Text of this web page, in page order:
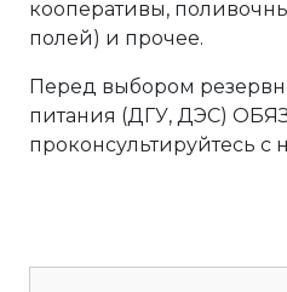
кооперативы,
полей) и прочее.
Перед выбором
питания (ДГУ, ДЭС)
проконсультируйтесь